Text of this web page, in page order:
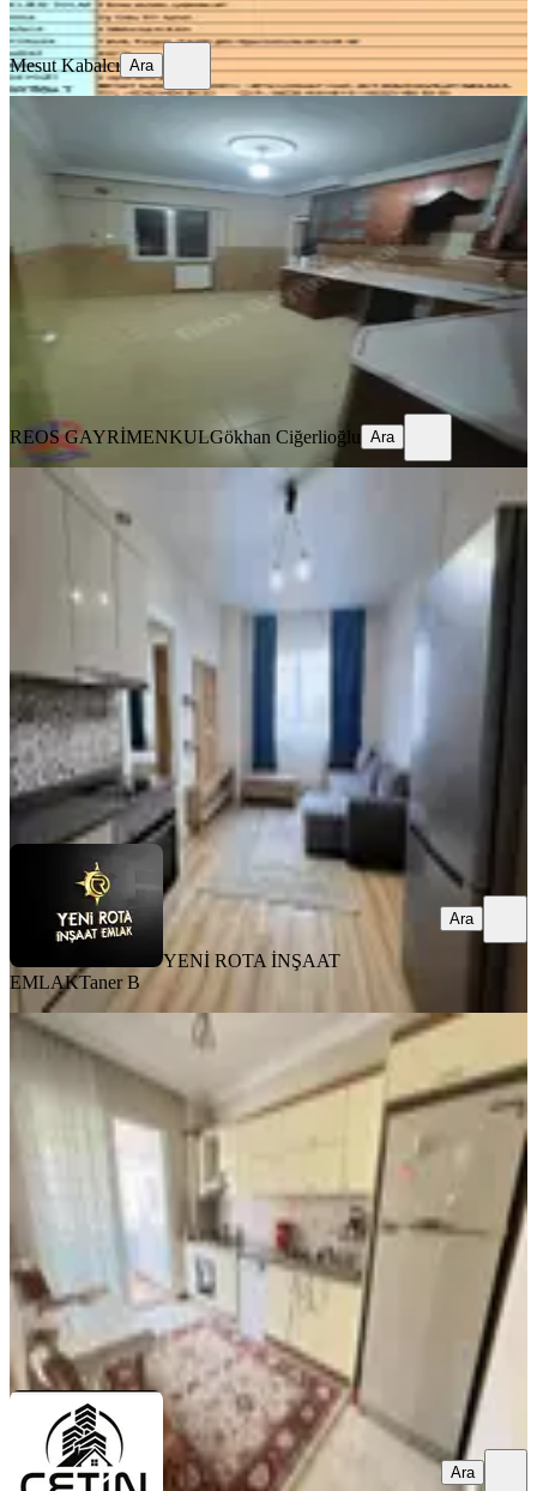
Ara
Mesut Kabalcı Ara
Reos Gayrimenkul'den Kiralık 4+1
Daire
Onikişubat, Şehit Abdullah Çavuş Mahallesi
4+1
240 m²·4. Kat·01.08.2026
23.000 ₺
Gökhan Ciğerlioğlu
REOS GAYRİMENKULGökhan Ciğerlioğlu Ara
MANZARALI
Bornova Konutları-full-lüks Eşyalı-
Onikişubat, Üngüt Mahallesi
2+0
·4. Kat 01.08.2026
23.000 ₺
YENİ ROTA İNŞAAT EMLAKTaner B
Ara
YENİ ROTA İNŞAAT
EMLAKTaner B
Ara
MANZARALI
Çetin Gayrimenkulden Şekerdere
Cadde Üzeri Kiralık 4+1
Onikişubat, Karamanlı Mahallesi
01.08.2026
30.000 ₺
ÇETİN GAYRİMENKULSİNAN ÜNAL
Ara
Ara